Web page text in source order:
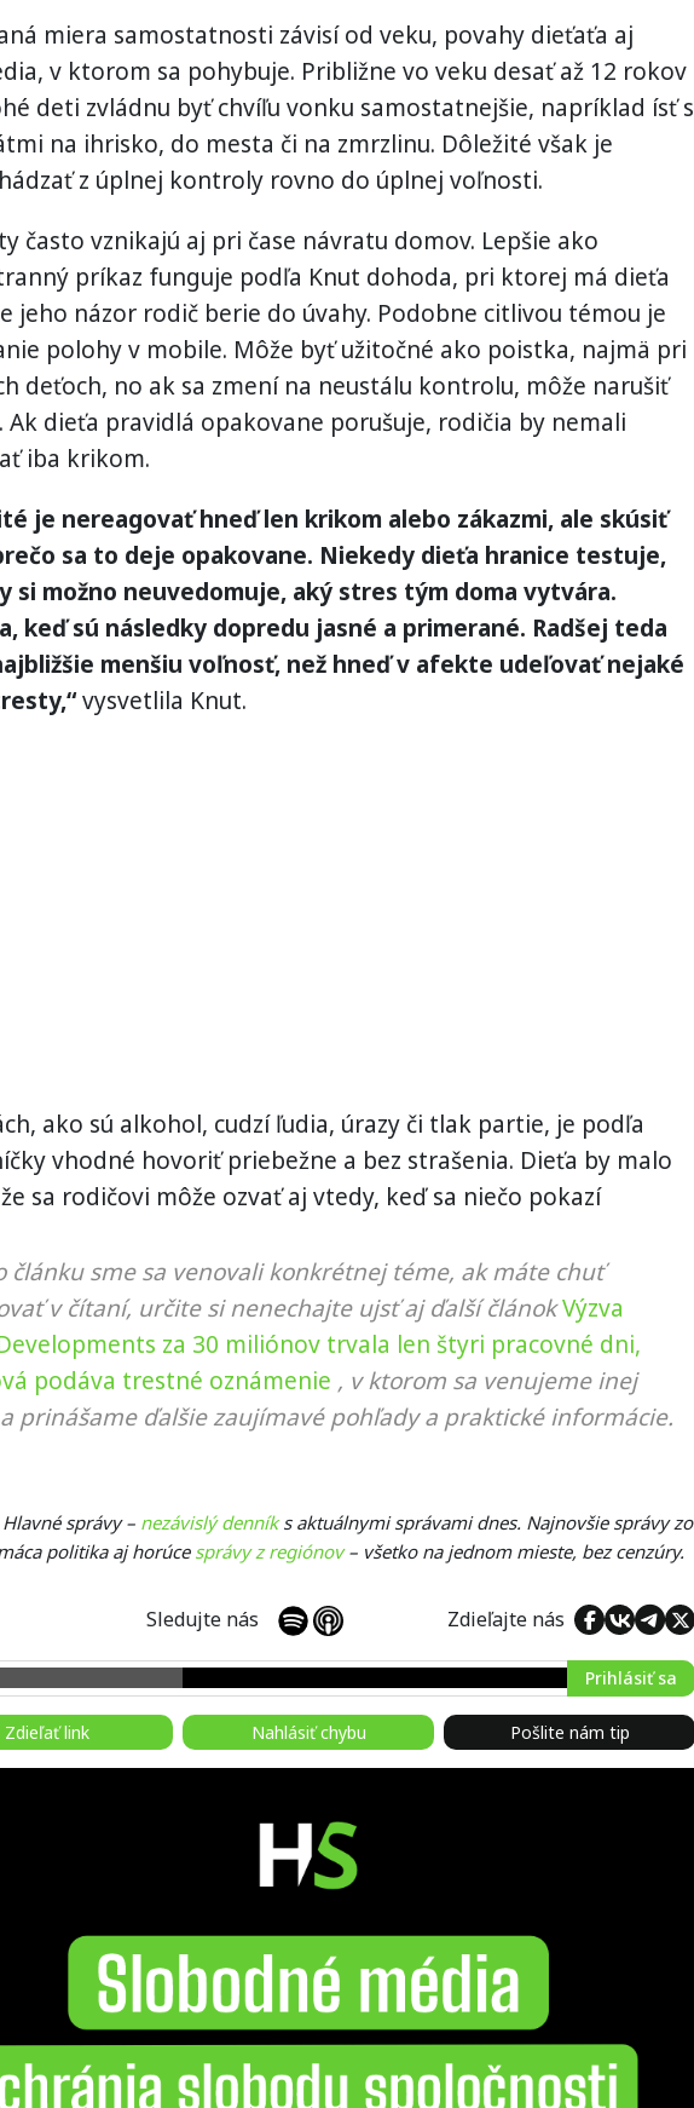
miera samostatnosti závisí od veku, povahy dieťaťa aj
v ktorom sa pohybuje. Približne vo veku desať až 12 rokov
deti zvládnu byť chvíľu vonku samostatnejšie, napríklad ísť s
na ihrisko, do mesta či na zmrzlinu. Dôležité však je
z úplnej kontroly rovno do úplnej voľnosti.
často vznikajú aj pri čase návratu domov. Lepšie ako
príkaz funguje podľa Knut dohoda, pri ktorej má dieťa
jeho názor rodič berie do úvahy. Podobne citlivou témou je
polohy v mobile. Môže byť užitočné ako poistka, najmä pri
deťoch, no ak sa zmení na neustálu kontrolu, môže narušiť
Ak dieťa pravidlá opakovane porušuje, rodičia by nemali
iba krikom.
je nereagovať hneď len krikom alebo zákazmi, ale skúsiť
sa to deje opakovane. Niekedy dieťa hranice testuje,
si možno neuvedomuje, aký stres tým doma vytvára.
keď sú následky dopredu jasné a primerané. Radšej teda
menšiu voľnosť, než hneď v afekte udeľovať nejaké
vysvetlila Knut.
ako sú alkohol, cudzí ľudia, úrazy či tlak partie, je podľa
vhodné hovoriť priebežne a bez strašenia. Dieťa by malo
sa rodičovi môže ozvať aj vtedy, keď sa niečo pokazí
článku sme sa venovali konkrétnej téme, ak máte chuť
v čítaní, určite si nenechajte ujsť aj ďalší článokVýzva
za 30 miliónov trvala len štyri pracovné dni,
podáva trestné oznámenie , v ktorom sa venujeme inej
prinášame ďalšie zaujímavé pohľady a praktické informácie.
správy – nezávislý denníks aktuálnymi správami dnes. Najnovšie správy zo
politika aj horúce správy z regiónov– všetko na jednom mieste, bez cenzúry.
Sledujte nás Zdieľajte nás
Prihlásiť sa
Zdieľať link Nahlásiť chybu Pošlite nám tip